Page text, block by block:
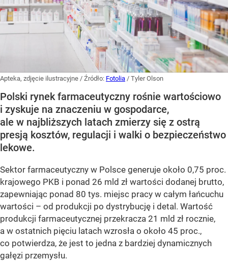
Apteka, zdjęcie ilustracyjne / Źródło: Fotolia / Tyler Olson
Polski rynek farmaceutyczny rośnie wartościowo
i zyskuje na znaczeniu w gospodarce,
ale w najbliższych latach zmierzy się z ostrą
presją kosztów, regulacji i walki o bezpieczeństwo
lekowe.
Sektor farmaceutyczny w Polsce generuje około 0,75 proc.
krajowego PKB i ponad 26 mld zł wartości dodanej brutto,
zapewniając ponad 80 tys. miejsc pracy w całym łańcuchu
wartości – od produkcji po dystrybucję i detal. Wartość
produkcji farmaceutycznej przekracza 21 mld zł rocznie,
a w ostatnich pięciu latach wzrosła o około 45 proc.,
co potwierdza, że jest to jedna z bardziej dynamicznych
gałęzi przemysłu.